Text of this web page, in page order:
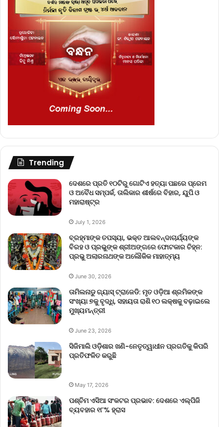
Trending
ଦେଶରେ ପ୍ରତି ୧୦ଟିରୁ ଗୋଟିଏ ହତ୍ୟା ପଛରେ ପ୍ରେମ
ଓ ଅବୈଧ ସମ୍ପର୍କ, ତାଲିକାର ଶୀର୍ଷରେ ବିହାର, ୟୁପି ଓ
ମହାରାଷ୍ଟ୍ର
July 1, 2026
ବ୍ରହ୍ମାଙ୍କ ତପସ୍ୟା, ଭକ୍ତ ଆଲବନ୍ଦାଚାର୍ଯ୍ୟଙ୍କ
ବିରହ ଓ ପ୍ରଭୁଙ୍କ ଶ୍ରୀଅଙ୍ଗରେ ଫୋଟକାର ଚିହ୍ନ:
ପ୍ରଭୁ ଅଲାରନାଥଙ୍କ ଅଲୌକିକ ମାହାତ୍ମ୍ୟ
June 30, 2026
ତାମିଲନାଡୁ ଗ୍ୟାସ୍ ଟ୍ରାଜେଡି: ମୃତ ଓଡ଼ିଆ ଶ୍ରମିକଙ୍କ
ସଂଖ୍ୟା ୭କୁ ବୃଦ୍ଧି, ସହାୟତା ରାଶି ୧୦ ଲକ୍ଷକୁ ବଢ଼ାଇଲେ
ମୁଖ୍ୟମନ୍ତ୍ରୀ
June 23, 2026
ସିଜିମାଲି ଓଡ଼ିଶାର ଖଣି-ନେତୃତ୍ୱାଧୀନ ପ୍ରଗତିକୁ କିପରି
ପ୍ରତିଫଳିତ କରୁଛି
May 17, 2026
ପଶ୍ଚିମ ଏସିଆ ସଂକଟର ପ୍ରଭାବ: ଦେଶରେ ଏଲ୍‌ପିଜି
ବ୍ୟବହାର ୧୮% ହ୍ରାସ